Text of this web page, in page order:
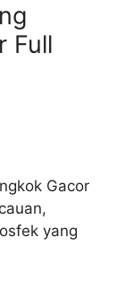
Full
Gacor
yang